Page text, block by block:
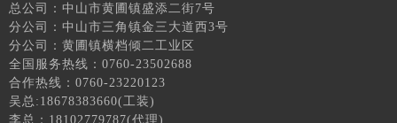
总公司：中山市黄圃镇盛添二街7号
分公司：中山市三角镇金三大道西3号
分公司：黄圃镇横档倾二工业区
全国服务热线：0760-23502688
合作热线：0760-23220123
吴总:18678383660(工装)
李总：18102779787(代理)